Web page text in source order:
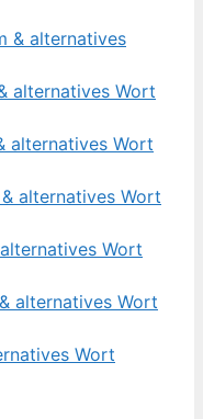
& alternatives
alternatives Wort
alternatives Wort
alternatives Wort
Wort
alternatives Wort
Wort